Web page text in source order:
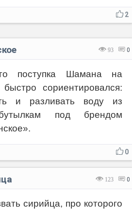
2
93 0
поступка Шамана на
сориентировался:
и разливать воду из
под брендом
0
123 0
сирийца, про которого